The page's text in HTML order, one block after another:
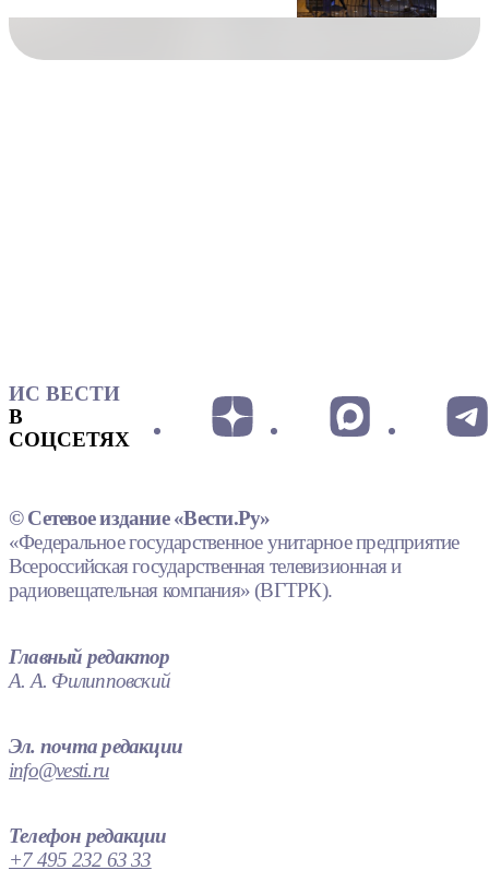
ИС ВЕСТИ
В
СОЦСЕТЯХ
© Сетевое издание «Вести.Ру»
«Федеральное государственное унитарное предприятие
Всероссийская государственная телевизионная и
радиовещательная компания» (ВГТРК).
Главный редактор
А. А. Филипповский
Эл. почта редакции
info@vesti.ru
Телефон редакции
+7 495 232 63 33